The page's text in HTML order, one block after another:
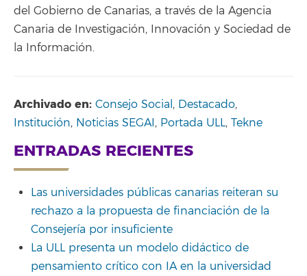
del Gobierno de Canarias, a través de la Agencia
Canaria de Investigación, Innovación y Sociedad de
la Información.
Archivado en: Consejo Social , Destacado,
Institución, Noticias SEGAI, Portada ULL, Tekne
ENTRADAS RECIENTES
Las universidades públicas canarias reiteran su
rechazo a la propuesta de financiación de la
Consejería por insuficiente
La ULL presenta un modelo didáctico de
pensamiento crítico con IA en la universidad